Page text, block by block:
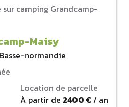
Maisy
Basse-normandie
Location de parcelle
À partir de 2400 € / an